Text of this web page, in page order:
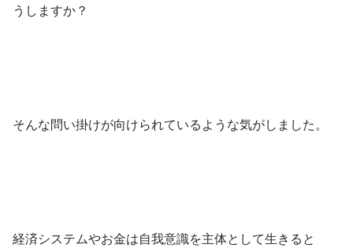
うしますか？
そんな問い掛けが向けられているような気がしました。
経済システムやお金は自我意識を主体として生きると